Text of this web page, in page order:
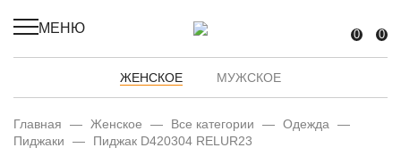
МЕНЮ 0 0
ЖЕНСКОЕ МУЖСКОЕ
Главная — Женское — Все категории — Одежда
—
Пиджаки
— Пиджак D420304 RELUR23